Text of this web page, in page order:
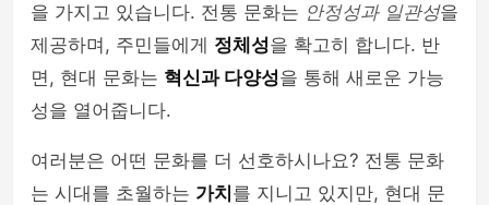
을 가지고 있습니다. 전통 문화는 안정성과 일관성을
제공하며, 주민들에게 정체성을 확고히 합니다. 반
면, 현대 문화는 혁신과 다양성을 통해 새로운 가능
성을 열어줍니다.
여러분은 어떤 문화를 더 선호하시나요? 전통 문화
는 시대를 초월하는 가치 를 지니고 있지만, 현대 문